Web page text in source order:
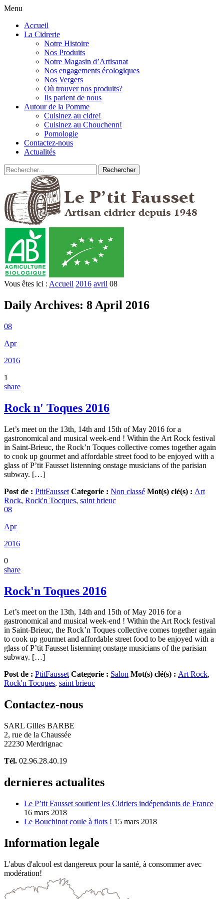
Menu
Accueil
La Cidrerie
Notre Histoire
Nos Produits
Notre Magasin d’Artisanat
Nos engagements écologiques
Nos Vergers
Où trouver nos produits?
Ils parlent de nous
Autour de la Pomme
Cuisinez au cidre!
Cuisinez au Chouchenn!
Pomologie
Contactez-nous
Actualités
Vous êtes ici : Accueil 2016 avril 08
Daily Archives: 8 April 2016
08
Apr
2016
1
share
Rock n' Toques 2016
Let’s meet on the 13th, 14th and 15th of May 2016 for a
gastronomical and musical week-end ! Within the Art Rock festival
in Saint-Brieuc, the Rock’n Toques collective comes together again
to cook up gourmet and affordable street food to be enjoyed with a
glass of P’tit Fausset listenning onstage musicians of the parisian
subway. […]
Post de : PtitFausset Categorie : Non classé Mot(s) clé(s) : Art
Rock, Rock'n Tocques, saint brieuc
08
Apr
2016
0
share
Rock'n Toques 2016
Let’s meet on the 13th, 14th and 15th of May 2016 for a
gastronomical and musical week-end ! Within the Art Rock festival
in Saint-Brieuc, the Rock’n Toques collective comes together again
to cook up gourmet and affordable street food to be enjoyed with a
glass of P’tit Fausset listenning onstage musicians of the parisian
subway. […]
Post de : PtitFausset Categorie : Salon Mot(s) clé(s) : Art Rock,
Rock'n Tocques, saint brieuc
Contactez-nous
SARL Gilles BARBE
2, rue de la Chaussée
22230 Merdrignac
Tél. 02.96.28.40.19
dernieres actualites
Le P’tit Fausset soutient les Cidriers indépendants de France
16 mars 2018
Le Bouchinot coule à flots ! 15 mars 2018
Information legale
L'abus d'alcool est dangereux pour la santé, à consommer avec
modération!